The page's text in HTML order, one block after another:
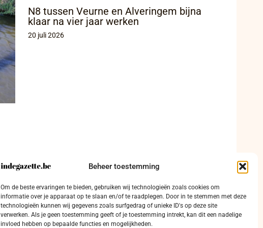
Beheer toestemming
Om de beste ervaringen te bieden, gebruiken wij technologieën zoals cookies om
informatie over je apparaat op te slaan en/of te raadplegen. Door in te stemmen met deze
technologieën kunnen wij gegevens zoals surfgedrag of unieke ID's op deze site
verwerken. Als je geen toestemming geeft of je toestemming intrekt, kan dit een nadelige
invloed hebben op bepaalde functies en mogelijkheden.
N8 tussen Veurne en Alveringem bijna
klaar na vier jaar werken
20 juli 2026